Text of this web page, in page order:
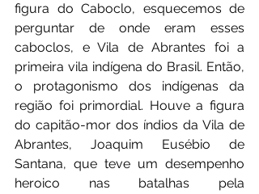
figura do Caboclo, esquecemos de
perguntar de onde eram esses
caboclos, e Vila de Abrantes foi a
primeira vila indígena do Brasil. Então,
o protagonismo dos indígenas da
região foi primordial. Houve a figura
do capitão-mor dos índios da Vila de
Abrantes, Joaquim Eusébio de
Santana, que teve um desempenho
heroico nas batalhas pela